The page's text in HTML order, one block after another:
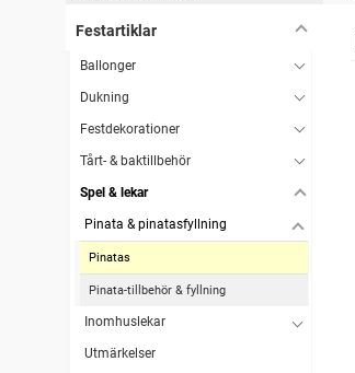
Festartiklar
Ballonger
Dukning
Festdekorationer
Tårt- & baktillbehör
Spel & lekar
Pinata & pinatasfyllning
Pinatas
Pinata-tillbehör & fyllning
Inomhuslekar
Utmärkelser